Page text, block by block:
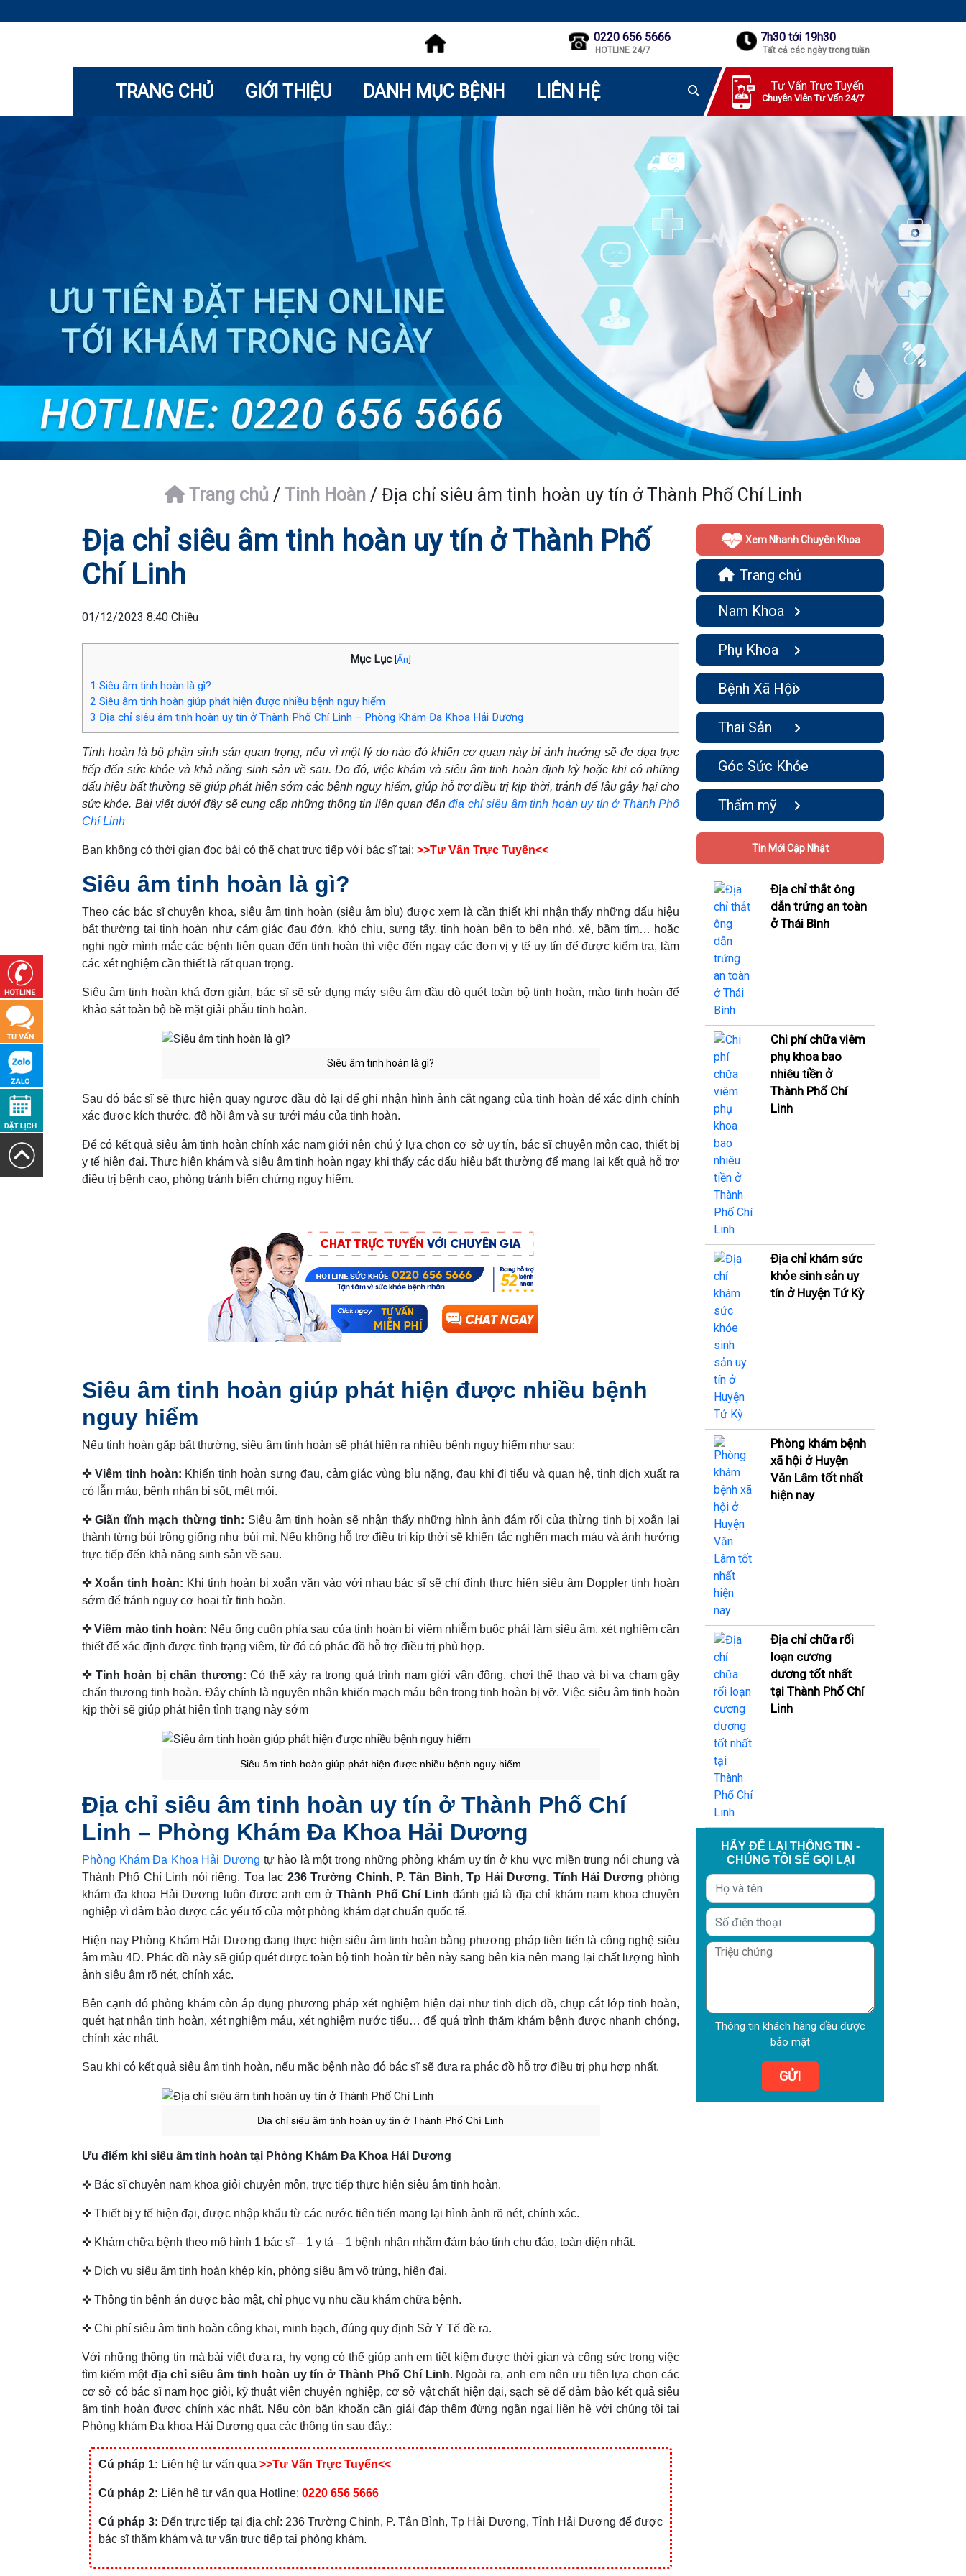
0220 656 5666
HOTLINE 24/7
7h30 tới 19h30
Tất cả các ngày trong tuần
TRANG CHỦ GIỚI THIỆU DANH MỤC BỆNH LIÊN HỆ Tư Vấn Trực Tuyến
Chuyên Viên Tư Vấn 24/7
Trang chủ / Tinh Hoàn/ Địa chỉ siêu âm tinh hoàn uy tín ở Thành Phố Chí Linh
Địa chỉ siêu âm tinh hoàn uy tín ở Thành Phố
Chí Linh
01/12/2023 8:40 Chiều
Mục Lục [Ẩn]
1 Siêu âm tinh hoàn là gì?
2 Siêu âm tinh hoàn giúp phát hiện được nhiều bệnh nguy hiểm
3 Địa chỉ siêu âm tinh hoàn uy tín ở Thành Phố Chí Linh – Phòng Khám Đa Khoa Hải Dương
Tinh hoàn là bộ phận sinh sản quan trọng, nếu vì một lý do nào đó khiến cơ quan này bị ảnh hưởng sẽ đe dọa trực
tiếp đến sức khỏe và khả năng sinh sản về sau. Do đó, việc khám và siêu âm tinh hoàn định kỳ hoặc khi có những
dấu hiệu bất thường sẽ giúp phát hiện sớm các bệnh nguy hiểm, giúp hỗ trợ điều trị kịp thời, tránh để lâu gây hại cho
sức khỏe. Bài viết dưới đây sẽ cung cấp những thông tin liên quan đếnđịa chỉ siêu âm tinh hoàn uy tín ở Thành Phố
Chí Linh
Bạn không có thời gian đọc bài có thể chat trực tiếp với bác sĩ tại: >>Tư Vấn Trực Tuyến<<
Siêu âm tinh hoàn là gì?
Theo các bác sĩ chuyên khoa, siêu âm tinh hoàn (siêu âm bìu) được xem là cần thiết khi nhận thấy những dấu hiệu
bất thường tại tinh hoàn như cảm giác đau đớn, khó chịu, sưng tấy, tinh hoàn bên to bên nhỏ, xệ, bầm tím… hoặc
nghi ngờ mình mắc các bệnh liên quan đến tinh hoàn thì việc đến ngay các đơn vị y tế uy tín để được kiểm tra, làm
các xét nghiệm cần thiết là rất quan trọng.
Siêu âm tinh hoàn khá đơn giản, bác sĩ sẽ sử dụng máy siêu âm đầu dò quét toàn bộ tinh hoàn, mào tinh hoàn để
khảo sát toàn bộ bề mặt giải phẫu tinh hoàn.
Siêu âm tinh hoàn là gì?
Sau đó bác sĩ sẽ thực hiện quay ngược đầu dò lại để ghi nhận hình ảnh cắt ngang của tinh hoàn để xác định chính
xác được kích thước, độ hồi âm và sự tưới máu của tinh hoàn.
Để có kết quả siêu âm tinh hoàn chính xác nam giới nên chú ý lựa chọn cơ sở uy tín, bác sĩ chuyên môn cao, thiết bị
y tế hiện đại. Thực hiện khám và siêu âm tinh hoàn ngay khi thấy các dấu hiệu bất thường để mang lại kết quả hỗ trợ
điều trị bệnh cao, phòng tránh biến chứng nguy hiểm.
Siêu âm tinh hoàn giúp phát hiện được nhiều bệnh
nguy hiểm
Nếu tinh hoàn gặp bất thường, siêu âm tinh hoàn sẽ phát hiện ra nhiều bệnh nguy hiểm như sau:
✜ Viêm tinh hoàn: Khiến tinh hoàn sưng đau, cảm giác vùng bìu nặng, đau khi đi tiểu và quan hệ, tinh dịch xuất ra
có lẫn máu, bệnh nhân bị sốt, mệt mỏi.
✜ Giãn tĩnh mạch thừng tinh: Siêu âm tinh hoàn sẽ nhận thấy những hình ảnh đám rối của thừng tinh bị xoắn lại
thành từng búi trông giống như búi mì. Nếu không hỗ trợ điều trị kịp thời sẽ khiến tắc nghẽn mạch máu và ảnh hưởng
trực tiếp đến khả năng sinh sản về sau.
✜ Xoắn tinh hoàn: Khi tinh hoàn bị xoắn vặn vào với nhau bác sĩ sẽ chỉ định thực hiện siêu âm Doppler tinh hoàn
sớm để tránh nguy cơ hoại tử tinh hoàn.
✜ Viêm mào tinh hoàn: Nếu ống cuộn phía sau của tinh hoàn bị viêm nhiễm buộc phải làm siêu âm, xét nghiệm cần
thiết để xác định được tình trạng viêm, từ đó có phác đồ hỗ trợ điều trị phù hợp.
✜ Tinh hoàn bị chấn thương: Có thể xảy ra trong quá trình nam giới vận động, chơi thể thao và bị va chạm gây
chấn thương tinh hoàn. Đây chính là nguyên nhân khiến mạch máu bên trong tinh hoàn bị vỡ. Việc siêu âm tinh hoàn
kịp thời sẽ giúp phát hiện tình trạng này sớm
Siêu âm tinh hoàn giúp phát hiện được nhiều bệnh nguy hiểm
Địa chỉ siêu âm tinh hoàn uy tín ở Thành Phố Chí
Linh – Phòng Khám Đa Khoa Hải Dương
Phòng Khám Đa Khoa Hải Dương tự hào là một trong những phòng khám uy tín ở khu vực miền trung nói chung và
Thành Phố Chí Linh nói riêng. Tọa lạc 236 Trường Chinh, P. Tân Bình, Tp Hải Dương, Tỉnh Hải Dương phòng
khám đa khoa Hải Dương luôn được anh em ở Thành Phố Chí Linh đánh giá là địa chỉ khám nam khoa chuyên
nghiệp vì đảm bảo được các yếu tố của một phòng khám đạt chuẩn quốc tế.
Hiện nay Phòng Khám Hải Dương đang thực hiện siêu âm tinh hoàn bằng phương pháp tiên tiến là công nghệ siêu
âm màu 4D. Phác đồ này sẽ giúp quét được toàn bộ tinh hoàn từ bên này sang bên kia nên mang lại chất lượng hình
ảnh siêu âm rõ nét, chính xác.
Bên cạnh đó phòng khám còn áp dụng phương pháp xét nghiệm hiện đại như tinh dịch đồ, chụp cắt lớp tinh hoàn,
quét hạt nhân tinh hoàn, xét nghiệm máu, xét nghiệm nước tiểu… để quá trình thăm khám bệnh được nhanh chóng,
chính xác nhất.
Sau khi có kết quả siêu âm tinh hoàn, nếu mắc bệnh nào đó bác sĩ sẽ đưa ra phác đồ hỗ trợ điều trị phụ hợp nhất.
Địa chỉ siêu âm tinh hoàn uy tín ở Thành Phố Chí Linh
Ưu điểm khi siêu âm tinh hoàn tại Phòng Khám Đa Khoa Hải Dương
✜ Bác sĩ chuyên nam khoa giỏi chuyên môn, trực tiếp thực hiện siêu âm tinh hoàn.
✜ Thiết bị y tế hiện đại, được nhập khẩu từ các nước tiên tiến mang lại hình ảnh rõ nét, chính xác.
✜ Khám chữa bệnh theo mô hình 1 bác sĩ – 1 y tá – 1 bệnh nhân nhằm đảm bảo tính chu đáo, toàn diện nhất.
✜ Dịch vụ siêu âm tinh hoàn khép kín, phòng siêu âm vô trùng, hiện đại.
✜ Thông tin bệnh án được bảo mật, chỉ phục vụ nhu cầu khám chữa bệnh.
✜ Chi phí siêu âm tinh hoàn công khai, minh bạch, đúng quy định Sở Y Tế đề ra.
Với những thông tin mà bài viết đưa ra, hy vọng có thể giúp anh em tiết kiệm được thời gian và công sức trong việc
tìm kiếm một địa chỉ siêu âm tinh hoàn uy tín ở Thành Phố Chí Linh. Ngoài ra, anh em nên ưu tiên lựa chọn các
cơ sở có bác sĩ nam học giỏi, kỹ thuật viên chuyên nghiệp, cơ sở vật chất hiện đại, sạch sẽ để đảm bảo kết quả siêu
âm tinh hoàn được chính xác nhất. Nếu còn băn khoăn cần giải đáp thêm đừng ngần ngại liên hệ với chúng tôi tại
Phòng khám Đa khoa Hải Dương qua các thông tin sau đây.:
Cú pháp 1: Liên hệ tư vấn qua >>Tư Vấn Trực Tuyến<<
Cú pháp 2: Liên hệ tư vấn qua Hotline: 0220 656 5666
Cú pháp 3: Đến trực tiếp tại địa chỉ: 236 Trường Chinh, P. Tân Bình, Tp Hải Dương, Tỉnh Hải Dương để được
bác sĩ thăm khám và tư vấn trực tiếp tại phòng khám.
Xem Nhanh Chuyên Khoa
Trang chủ
Nam Khoa
Phụ Khoa
Bệnh Xã Hội
Thai Sản
Góc Sức Khỏe
Thẩm mỹ
Tin Mới Cập Nhật
Địa chỉ thắt ông
dẫn trứng an toàn
ở Thái Bình
Chi phí chữa viêm
phụ khoa bao
nhiêu tiền ở
Thành Phố Chí
Linh
Địa chỉ khám sức
khỏe sinh sản uy
tín ở Huyện Tứ Kỳ
Phòng khám bệnh
xã hội ở Huyện
Văn Lâm tốt nhất
hiện nay
Địa chỉ chữa rối
loạn cương
dương tốt nhất
tại Thành Phố Chí
Linh
HÃY ĐỂ LẠI THÔNG TIN -
CHÚNG TÔI SẼ GỌI LẠI
Thông tin khách hàng đều được
bảo mật
GỬI